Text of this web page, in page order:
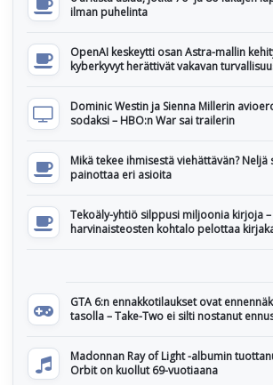
ilman puhelinta
OpenAI keskeytti osan Astra-mallin
kyberkyvyt herättivät vakavan
Dominic Westin ja Sienna Millerin
sodaksi – HBO:n War sai trailerin
Mikä tekee ihmisestä viehättävän? Neljä
painottaa eri asioita
Tekoäly-yhtiö silppusi miljoonia kirjoja
harvinaisteosten kohtalo pelottaa
GTA 6:n ennakkotilaukset ovat
tasolla – Take-Two ei silti nostanut
Madonnan Ray of Light -albumin
Orbit on kuollut 69-vuotiaana